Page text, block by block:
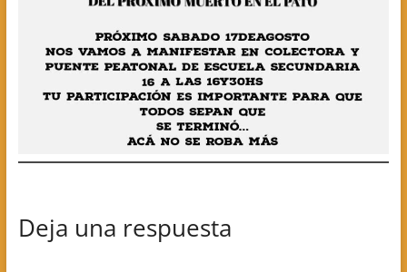
Deja una respuesta